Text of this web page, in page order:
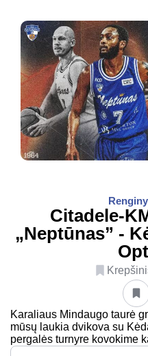
Citadele-
„Neptūnas” -
Karaliaus Mindaugo taurė
mūsų laukia dvikova su
pergalės turnyre kovokime